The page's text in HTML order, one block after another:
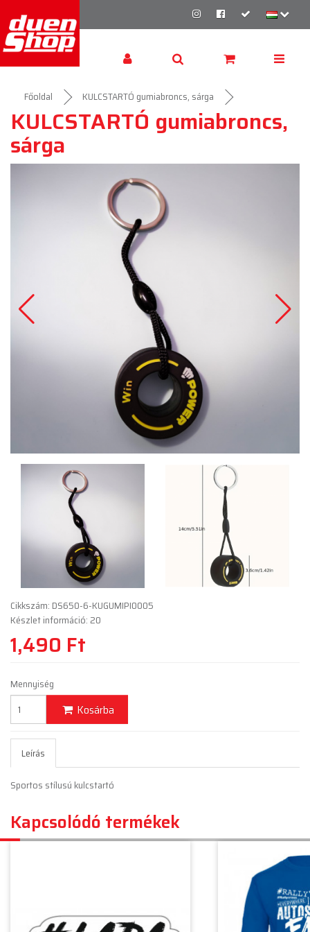
Főoldal KULCSTARTÓ gumiabroncs, sárga
KULCSTARTÓ gumiabroncs,
sárga
Cikkszám: DS650-6-KUGUMIPI0005
Készlet információ: 20
1,490 Ft
Mennyiség
Kosárba
Leírás
Sportos stílusú kulcstartó
Kapcsolódó termékek